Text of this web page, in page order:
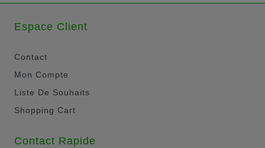
Espace Client
Contact
Mon Compte
Liste De Souhaits
Shopping Cart
Contact Rapide